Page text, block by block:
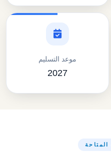
موعد التسليم
2027